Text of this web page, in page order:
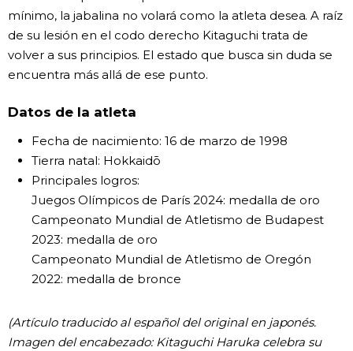
mínimo, la jabalina no volará como la atleta desea. A raíz
de su lesión en el codo derecho Kitaguchi trata de
volver a sus principios. El estado que busca sin duda se
encuentra más allá de ese punto.
Datos de la atleta
Fecha de nacimiento: 16 de marzo de 1998
Tierra natal: Hokkaidō
Principales logros:
Juegos Olímpicos de París 2024: medalla de oro
Campeonato Mundial de Atletismo de Budapest
2023: medalla de oro
Campeonato Mundial de Atletismo de Oregón
2022: medalla de bronce
(Artículo traducido al español del original en japonés.
Imagen del encabezado: Kitaguchi Haruka celebra su